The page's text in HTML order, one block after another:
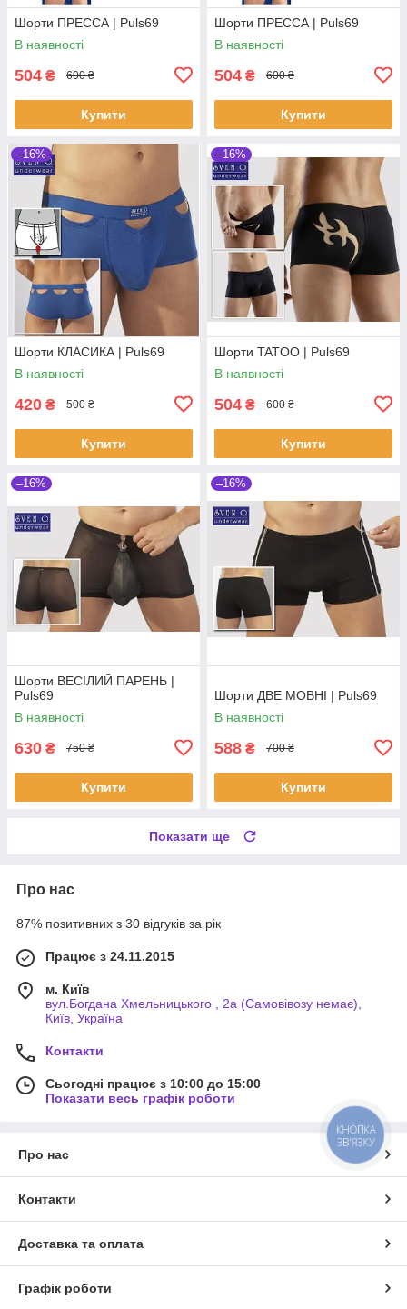
Шорти ПРЕССА | Puls69
В наявності
504 ₴ 600 ₴
Купити
Шорти ПРЕССА | Puls69
В наявності
504 ₴ 600 ₴
Купити
–16%
Шорти КЛАСИКА | Puls69
В наявності
420 ₴ 500 ₴
Купити
–16%
Шорти TATOO | Puls69
В наявності
504 ₴ 600 ₴
Купити
–16%
Шорти ВЕСІЛИЙ ПАРЕНЬ |
Puls69
В наявності
630 ₴ 750 ₴
Купити
–16%
Шорти ДВЕ МОВНІ | Puls69
В наявності
588 ₴ 700 ₴
Купити
Показати ще
Про нас
87% позитивних з 30 відгуків за рік
Працює з 24.11.2015
м. Київ
вул.Богдана Хмельницького , 2а (Самовівозу немає),
Київ, Україна
Контакти
Сьогодні працює з 10:00 до 15:00
Показати весь графік роботи
Про нас
Контакти
Доставка та оплата
Графік роботи
КНОПКА
ЗВ'ЯЗКУ